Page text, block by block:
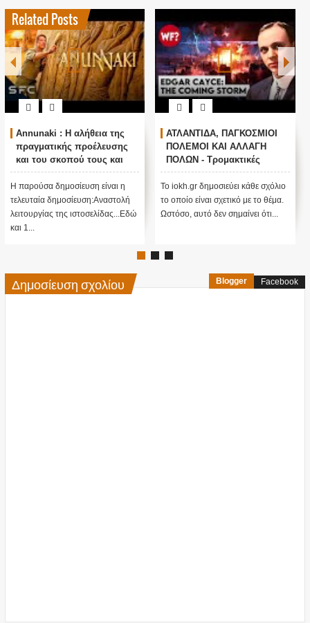
Related Posts
Annunaki : Η αλήθεια της
πραγματικής προέλευσης
και του σκοπού τους και
αναστολή λειτουργίας μας
....
Η παρούσα δημοσίευση είναι η
τελευταία δημοσίευση:Αναστολή
λειτουργίας της ιστοσελίδας...Εδώ
και 1...
ΑΤΛΑΝΤΙΔΑ, ΠΑΓΚΟΣΜΙΟΙ
ΠΟΛΕΜΟΙ ΚΑΙ ΑΛΛΑΓΗ
ΠΟΛΩΝ - Τρομακτικές
προβλέψεις του Edgar
Cayce (Video)
Το iokh.gr δημοσιεύει κάθε σχόλιο
το οποίο είναι σχετικό με το θέμα.
Ωστόσο, αυτό δεν σημαίνει ότι...
Δημοσίευση σχολίου Blogger Facebook